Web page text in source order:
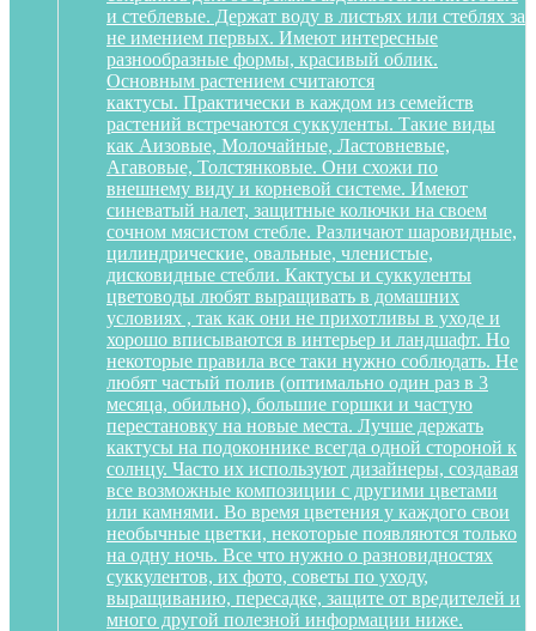
и стеблевые. Держат воду в листьях или стеблях за
не имением первых. Имеют интересные
разнообразные формы, красивый облик.
Основным растением считаются
кактусы. Практически в каждом из семейств
растений встречаются суккуленты. Такие виды
как Аизовые, Молочайные, Ластовневые,
Агавовые, Толстянковые. Они схожи по
внешнему виду и корневой системе. Имеют
синеватый налет, защитные колючки на своем
сочном мясистом стебле. Различают шаровидные,
цилиндрические, овальные, членистые,
дисковидные стебли. Кактусы и суккуленты
цветоводы любят выращивать в домашних
условиях , так как они не прихотливы в уходе и
хорошо вписываются в интерьер и ландшафт. Но
некоторые правила все таки нужно соблюдать. Не
любят частый полив (оптимально один раз в 3
месяца, обильно), большие горшки и частую
перестановку на новые места. Лучше держать
кактусы на подоконнике всегда одной стороной к
солнцу. Часто их используют дизайнеры, создавая
все возможные композиции с другими цветами
или камнями. Во время цветения у каждого свои
необычные цветки, некоторые появляются только
на одну ночь. Все что нужно о разновидностях
суккулентов, их фото, советы по уходу,
выращиванию, пересадке, защите от вредителей и
много другой полезной информации ниже.